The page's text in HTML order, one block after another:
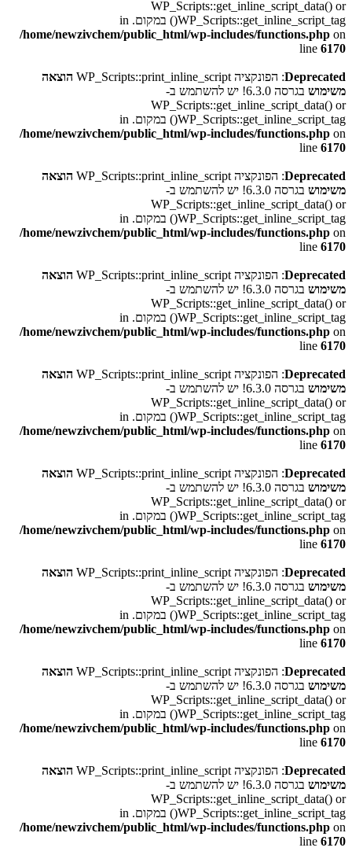
WP_Scripts::get_inline_script_data() or
WP_Scripts::get_inline_script_tag() במקום. in
/home/newzivchem/public_html/wp-includes/functions.php on
line 6170
Deprecated: הפונקציה WP_Scripts::print_inline_script
הוצאה
משימוש
בגרסה 6.3.0! יש להשתמש ב-
WP_Scripts::get_inline_script_data() or
WP_Scripts::get_inline_script_tag() במקום. in
/home/newzivchem/public_html/wp-includes/functions.php on
line 6170
Deprecated: הפונקציה WP_Scripts::print_inline_script
הוצאה
משימוש
בגרסה 6.3.0! יש להשתמש ב-
WP_Scripts::get_inline_script_data() or
WP_Scripts::get_inline_script_tag() במקום. in
/home/newzivchem/public_html/wp-includes/functions.php on
line 6170
Deprecated: הפונקציה WP_Scripts::print_inline_script
הוצאה
משימוש
בגרסה 6.3.0! יש להשתמש ב-
WP_Scripts::get_inline_script_data() or
WP_Scripts::get_inline_script_tag() במקום. in
/home/newzivchem/public_html/wp-includes/functions.php on
line 6170
Deprecated: הפונקציה WP_Scripts::print_inline_script
הוצאה
משימוש
בגרסה 6.3.0! יש להשתמש ב-
WP_Scripts::get_inline_script_data() or
WP_Scripts::get_inline_script_tag() במקום. in
/home/newzivchem/public_html/wp-includes/functions.php on
line 6170
Deprecated: הפונקציה WP_Scripts::print_inline_script
הוצאה
משימוש
בגרסה 6.3.0! יש להשתמש ב-
WP_Scripts::get_inline_script_data() or
WP_Scripts::get_inline_script_tag() במקום. in
/home/newzivchem/public_html/wp-includes/functions.php on
line 6170
Deprecated: הפונקציה WP_Scripts::print_inline_script
הוצאה
משימוש
בגרסה 6.3.0! יש להשתמש ב-
WP_Scripts::get_inline_script_data() or
WP_Scripts::get_inline_script_tag() במקום. in
/home/newzivchem/public_html/wp-includes/functions.php on
line 6170
Deprecated: הפונקציה WP_Scripts::print_inline_script
הוצאה
משימוש
בגרסה 6.3.0! יש להשתמש ב-
WP_Scripts::get_inline_script_data() or
WP_Scripts::get_inline_script_tag() במקום. in
/home/newzivchem/public_html/wp-includes/functions.php on
line 6170
Deprecated: הפונקציה WP_Scripts::print_inline_script
הוצאה
משימוש
בגרסה 6.3.0! יש להשתמש ב-
WP_Scripts::get_inline_script_data() or
WP_Scripts::get_inline_script_tag() במקום. in
/home/newzivchem/public_html/wp-includes/functions.php on
line 6170